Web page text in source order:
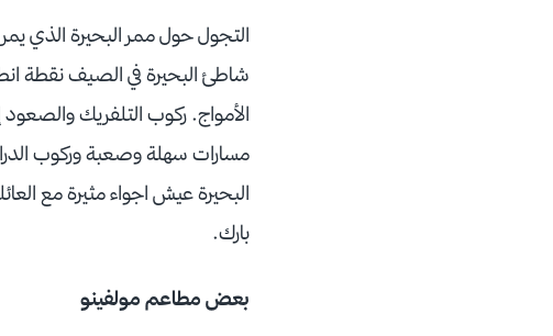
التجول حول ممر البحيرة الذي يمر
شاطئ البحيرة في الصيف نقطة
مسارات سهلة وصعبة وركوب
البحيرة عيش اجواء مثيرة مع
بارك.
بعض مطاعم مولفينو